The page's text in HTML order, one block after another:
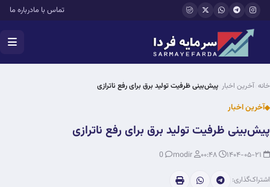
رفتن به محتوای اصلی تماس با مادرباره ما
خانه آخرین اخبار پیش‌بینی ظرفیت تولید برق برای رفع ناترازی
آخرین اخبار
پیش‌بینی ظرفیت تولید برق برای رفع ناترازی
اشتراک‌گذاری: